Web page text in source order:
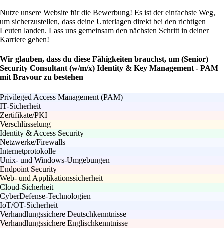
Nutze unsere Website für die Bewerbung! Es ist der einfachste Weg,
um sicherzustellen, dass deine Unterlagen direkt bei den richtigen
Leuten landen. Lass uns gemeinsam den nächsten Schritt in deiner
Karriere gehen!
Wir glauben, dass du diese Fähigkeiten brauchst, um (Senior)
Security Consultant (w/m/x) Identity & Key Management - PAM
mit Bravour zu bestehen
Privileged Access Management (PAM)
IT-Sicherheit
Zertifikate/PKI
Verschlüsselung
Identity & Access Security
Netzwerke/Firewalls
Internetprotokolle
Unix- und Windows-Umgebungen
Endpoint Security
Web- und Applikationssicherheit
Cloud-Sicherheit
CyberDefense-Technologien
IoT/OT-Sicherheit
Verhandlungssichere Deutschkenntnisse
Verhandlungssichere Englischkenntnisse